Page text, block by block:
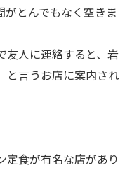
がとんでもなく空きま
友人に連絡すると、岩
と言うお店に案内され
定食が有名な店があり